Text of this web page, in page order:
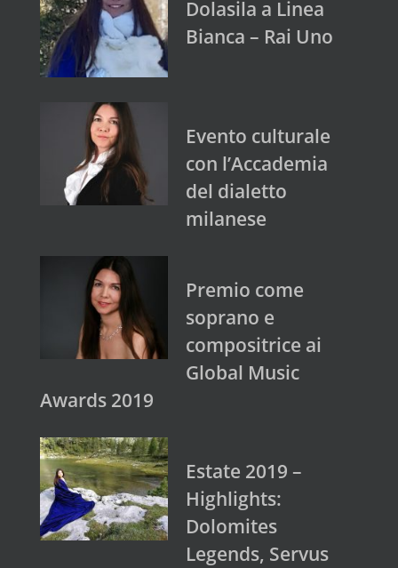
Dolasila a Linea
Bianca – Rai Uno
Evento culturale
con l’Accademia
del dialetto
milanese
Premio come
soprano e
compositrice ai
Global Music
Awards 2019
Estate 2019 –
Highlights:
Dolomites
Legends, Servus